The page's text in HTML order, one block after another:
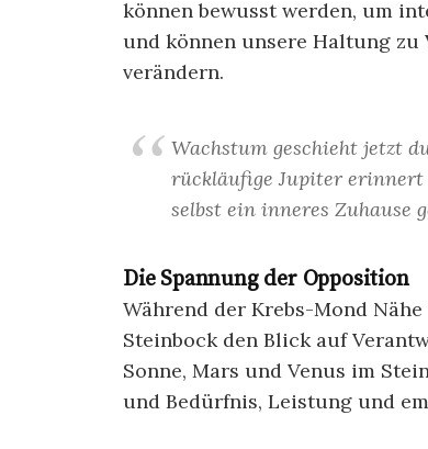
können bewusst werden, um
und können unsere Haltung
verändern.
Wachstum geschieht jetzt
rückläufige Jupiter erinnert
selbst ein inneres Zuhause
Die Spannung der Opposition
Während der Krebs-Mond
Steinbock den Blick auf
Sonne, Mars und Venus im
und Bedürfnis, Leistung und